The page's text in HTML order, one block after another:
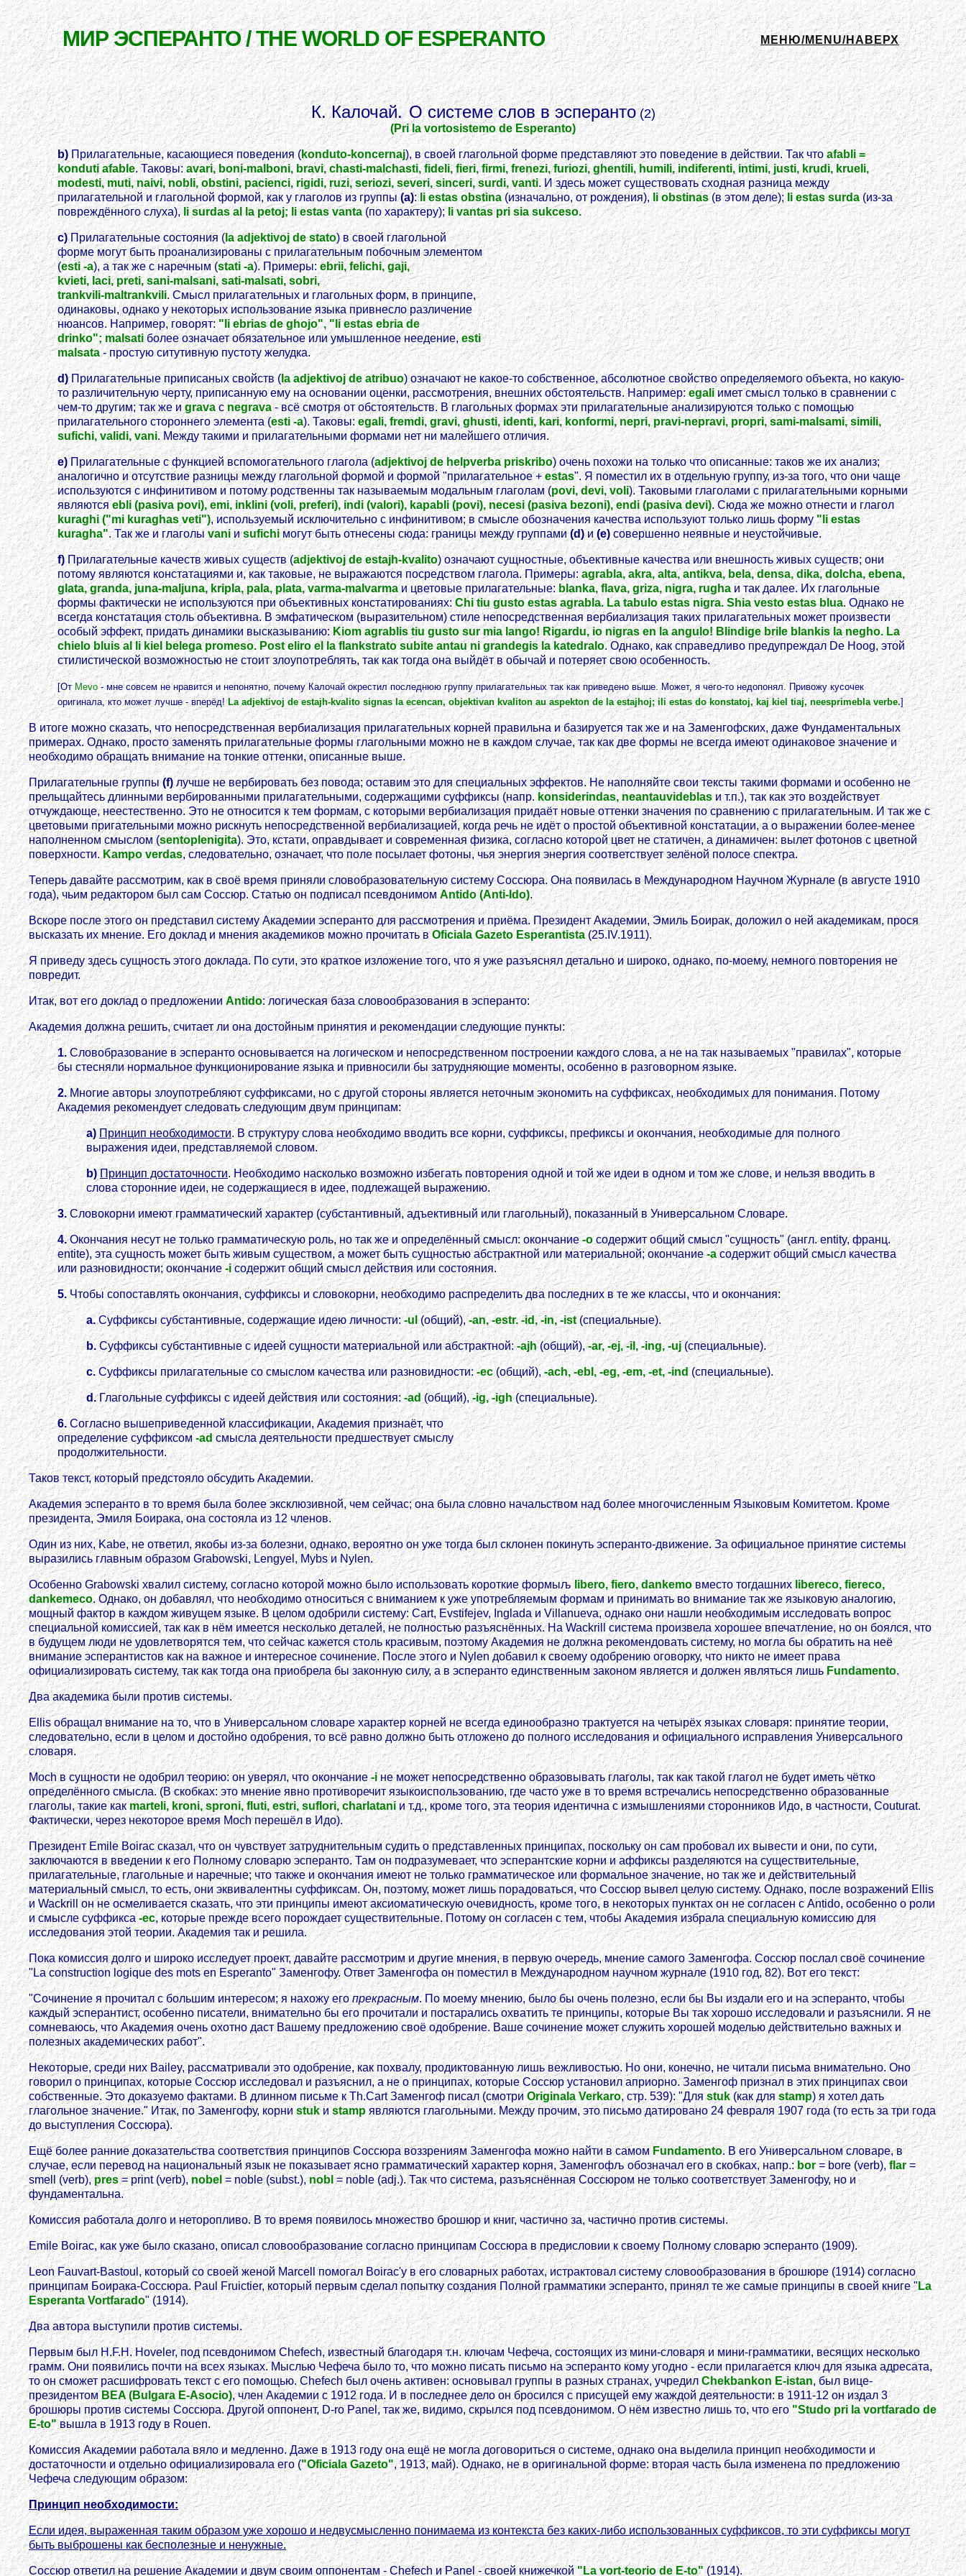
МИР ЭСПЕРАНТО / THE WORLD OF ESPERANTO МЕНЮ/MENU/НАВЕРХ
К. Калочай. О системе слов в эсперанто(2)
(Pri la vortosistemo de Esperanto)
b)Прилагательные, касающиеся поведения (konduto-koncernaj), в своей глагольной форме представляют это поведение в действии. Так что afabli =
konduti afable. Таковы:avari, boni-malboni, bravi, chasti-malchasti, fideli, fieri, firmi, frenezi, furiozi, ghentili, humili, indiferenti, intimi, justi, krudi, krueli,
modesti, muti, naivi, nobli, obstini, pacienci, rigidi, ruzi, seriozi, severi, sinceri, surdi, vanti. И здесь может существовать сходная разница между
прилагательной и глагольной формой, как у глаголов из группы(a):li estas obstina (изначально, от рождения),li obstinas(в этом деле); li estas surda (из-за
повреждённого слуха),li surdas al la petoj; li estas vanta(по характеру);li vantas pri sia sukceso.
c)Прилагательные состояния ( la adjektivoj de stato) в своей глагольной
форме могут быть проанализированы с прилагательным побочным элементом
(esti -a), а так же с наречным (stati -a). Примеры: ebrii, felichi, gaji,
kvieti, laci, preti, sani-malsani, sati-malsati, sobri,
trankvili-maltrankvili. Смысл прилагательных и глагольных форм, в принципе,
одинаковы, однако у некоторых использование языка привнесло различение
нюансов. Например, говорят: "li ebrias de ghojo", "li estas ebria de
drinko"; malsatiболее означает обязательное или умышленное неедение, esti
malsata- простую ситутивную пустоту желудка.
d)Прилагательные приписаных свойств (la adjektivoj de atribuo) означают не какое-то собственное, абсолютное свойство определяемого объекта, но какую-
то различительную черту, приписанную ему на основании оценки, рассмотрения, внешних обстоятельств. Например:egaliимет смысл только в сравнении с
чем-то другим; так же иgravaс negrava- всё смотря от обстоятельств. В глагольных формах эти прилагательные анализируются только с помощью
прилагательного стороннего элемента (esti -a). Таковы:egali, fremdi, gravi, ghusti, identi, kari, konformi, nepri, pravi-nepravi, propri, sami-malsami, simili,
sufichi, validi, vani. Между такими и прилагательными формами нет ни малейшего отличия.
e)Прилагательные с функцией вспомогательного глагола (adjektivoj de helpverba priskribo) очень похожи на только что описанные: таков же их анализ;
аналогично и отсутствие разницы между глагольной формой и формой "прилагательное +estas". Я поместил их в отдельную группу, из-за того, что они чаще
используются с инфинитивом и потому родственны так называемым модальным глаголам (povi, devi, voli). Таковыми глаголами с прилагательными корными
являютсяebli (pasiva povi), emi, inklini (voli, preferi), indi (valori), kapabli (povi), necesi (pasiva bezoni), endi (pasiva devi). Сюда же можно отнести и глагол
kuraghi ("mi kuraghas veti"), используемый исключительно с инфинитивом; в смысле обозначения качества используют только лишь форму"li estas
kuragha". Так же и глаголыvaniиsufichiмогут быть отнесены сюда: границы между группами(d)и (e)совершенно неявные и неустойчивые.
f)Прилагательные качеств живых существ (adjektivoj de estajh-kvalito) означают сущностные, объективные качества или внешность живых существ; они
потому являются констатациями и, как таковые, не выражаются посредством глагола. Примеры:agrabla, akra, alta, antikva, bela, densa, dika, dolcha, ebena,
glata, granda, juna-maljuna, kripla, pala, plata, varma-malvarmaи цветовые прилагательные: blanka, flava, griza, nigra, rugha и так далее. Их глагольные
формы фактически не используются при объективных констатированиях:Chi tiu gusto estas agrabla. La tabulo estas nigra. Shia vesto estas blua. Однако не
всегда констатация столь объективна. В эмфатическом (выразительном) стиле непосредственная вербиализация таких прилагательных может произвести
особый эффект, придать динамики высказыванию:Kiom agrablis tiu gusto sur mia lango! Rigardu, io nigras en la angulo! Blindige brile blankis la negho. La
chielo bluis al li kiel belega promeso. Post eliro el la flankstrato subite antau ni grandegis la katedralo. Однако, как справедливо предупреждал De Hoog, этой
стилистической возможностью не стоит злоупотреблять, так как тогда она выйдёт в обычай и потеряет свою особенность.
[От Mevo- мне совсем не нравится и непонятно, почему Калочай окрестил последнюю группу прилагательных так как приведено выше. Может, я чего-то недопонял. Привожу кусочек
оригинала, кто может лучше - вперёд!La adjektivoj de estajh-kvalito signas la ecencan, objektivan kvaliton au aspekton de la estajhoj; ili estas do konstatoj, kaj kiel tiaj, neesprimebla verbe.]
В итоге можно сказать, что непосредственная вербиализация прилагательных корней правильна и базируется так же и на Заменгофских, даже Фундаментальных
примерах. Однако, просто заменять прилагательные формы глагольными можно не в каждом случае, так как две формы не всегда имеют одинаковое значение и
необходимо обращать внимание на тонкие оттенки, описанные выше.
Прилагательные группы(f)лучше не вербировать без повода; оставим это для специальных эффектов. Не наполняйте свои тексты такими формами и особенно не
прельщайтесь длинными вербированными прилагательными, содержащими суффиксы (напр.konsiderindas, neantauvideblas и т.п.), так как это воздействует
отчуждающе, неестественно. Это не относится к тем формам, с которыми вербиализация придаёт новые оттенки значения по сравнению с прилагательным. И так же с
цветовыми пригательными можно рискнуть непосредственной вербиализацией, когда речь не идёт о простой объективной констатации, а о выражении более-менее
наполненном смыслом (sentoplenigita). Это, кстати, оправдывает и современная физика, согласно которой цвет не статичен, а динамичен: вылет фотонов с цветной
поверхности.Kampo verdas, следовательно, означает, что поле посылает фотоны, чья энергия энергия соответствует зелёной полосе спектра.
Теперь давайте рассмотрим, как в своё время приняли словобразовательную систему Соссюра. Она появилась в Международном Научном Журнале (в августе 1910
года), чьим редактором был сам Соссюр. Статью он подписал псевдонимом Antido (Anti-Ido).
Вскоре после этого он представил систему Академии эсперанто для рассмотрения и приёма. Президент Академии, Эмиль Боирак, доложил о ней академикам, прося
высказать их мнение. Его доклад и мнения академиков можно прочитать в Oficiala Gazeto Esperantista(25.IV.1911).
Я приведу здесь сущность этого доклада. По сути, это краткое изложение того, что я уже разъяснял детально и широко, однако, по-моему, немного повторения не
повредит.
Итак, вот его доклад о предложении Antido: логическая база словообразования в эсперанто:
Академия должна решить, считает ли она достойным принятия и рекомендации следующие пункты:
1.Словобразование в эсперанто основывается на логическом и непосредственном построении каждого слова, а не на так называемых "правилах", которые
бы стесняли нормальное функционирование языка и привносили бы затрудняющие моменты, особенно в разговорном языке.
2.Многие авторы злоупотребляют суффиксами, но с другой стороны является неточным экономить на суффиксах, необходимых для понимания. Потому
Академия рекомендует следовать следующим двум принципам:
a) Принцип необходимости. В структуру слова необходимо вводить все корни, суффиксы, префиксы и окончания, необходимые для полного
выражения идеи, представляемой словом.
b) Принцип достаточности. Необходимо насколько возможно избегать повторения одной и той же идеи в одном и том же слове, и нельзя вводить в
слова сторонние идеи, не содержащиеся в идее, подлежащей выражению.
3.Словокорни имеют грамматический характер (субстантивный, адъективный или глагольный), показанный в Универсальном Словаре.
4.Окончания несут не только грамматическую роль, но так же и определённый смысл: окончание-o содержит общий смысл "сущность" (англ. entity, франц.
entite), эта сущность может быть живым существом, а может быть сущностью абстрактной или материальной; окончание-aсодержит общий смысл качества
или разновидности; окончание -iсодержит общий смысл действия или состояния.
5.Чтобы сопоставлять окончания, суффиксы и словокорни, необходимо распределить два последних в те же классы, что и окончания:
a.Суффиксы субстантивные, содержащие идею личности: -ul(общий),-an, -estr. -id, -in, -ist(специальные).
b.Суффиксы субстантивные с идеей сущности материальной или абстрактной:-ajh(общий),-ar, -ej, -il, -ing, -uj(специальные).
c. Суффиксы прилагательные со смыслом качества или разновидности: -ec(общий),-ach, -ebl, -eg, -em, -et, -ind (специальные).
d.Глагольные суффиксы с идеей действия или состояния:-ad (общий),-ig, -igh(специальные).
6. Согласно вышеприведенной классификации, Академия признаёт, что
определение суффиксом-adсмысла деятельности предшествует смыслу
продолжительности.
Таков текст, который предстояло обсудить Академии.
Академия эсперанто в то время была более эксклюзивной, чем сейчас; она была словно начальством над более многочисленным Языковым Комитетом. Кроме
президента, Эмиля Боирака, она состояла из 12 членов.
Один из них, Kabe, не ответил, якобы из-за болезни, однако, вероятно он уже тогда был склонен покинуть эсперанто-движение. За официальное принятие системы
выразились главным образом Grabowski, Lengyel, Mybs и Nylen.
Особенно Grabowski хвалил систему, согласно которой можно было использовать короткие формыљ libero, fiero, dankemoвместо тогдашних libereco, fiereco,
dankemeco. Однако, он добавлял, что необходимо относиться с вниманием к уже употребляемым формам и принимать во внимание так же языковую аналогию,
мощный фактор в каждом живущем языке. В целом одобрили систему: Cart, Evstifejev, Inglada и Villanueva, однако они нашли необходимым исследовать вопрос
специальной комиссией, так как в нём имеется несколько деталей, не полностью разъяснённых. На Wackrill система произвела хорошее впечатление, но он боялся, что
в будущем люди не удовлетворятся тем, что сейчас кажется столь красивым, поэтому Академия не должна рекомендовать систему, но могла бы обратить на неё
внимание эсперантистов как на важное и интересное сочинение. После этого и Nylen добавил к своему одобрению оговорку, что никто не имеет права
официализировать систему, так как тогда она приобрела бы законную силу, а в эсперанто единственным законом является и должен являться лишь Fundamento.
Два академика были против системы.
Ellis обращал внимание на то, что в Универсальном словаре характер корней не всегда единообразно трактуется на четырёх языках словаря: принятие теории,
следовательно, если в целом и достойно одобрения, то всё равно должно быть отложено до полного исследования и официального исправления Универсального
словаря.
Moch в сущности не одобрил теорию: он уверял, что окончание-iне может непосредственно образовывать глаголы, так как такой глагол не будет иметь чётко
определённого смысла. (В скобках: это мнение явно противоречит языкоиспользованию, где часто уже в то время встречались непосредственно образованные
глаголы, такие как marteli, kroni, sproni, fluti, estri, suflori, charlatani и т.д., кроме того, эта теория идентична с измышлениями сторонников Идо, в частности, Couturat.
Фактически, через некоторое время Moch перешёл в Идо).
Президент Emile Boirac сказал, что он чувствует затруднительным судить о представленных принципах, поскольку он сам пробовал их вывести и они, по сути,
заключаются в введении к его Полному словарю эсперанто. Там он подразумевает, что эсперантские корни и аффиксы разделяются на существительные,
прилагательные, глагольные и наречные; что также и окончания имеют не только грамматическое или формальное значение, но так же и действительный
материальный смысл, то есть, они эквивалентны суффиксам. Он, поэтому, может лишь порадоваться, что Соссюр вывел целую систему. Однако, после возражений Ellis
и Wackrill он не осмеливается сказать, что эти принципы имеют аксиоматическую очевидность, кроме того, в некоторых пунктах он не согласен с Antido, особенно о роли
и смысле суффикса-ec, которые прежде всего порождает существительные. Потому он согласен с тем, чтобы Академия избрала специальную комиссию для
исследования этой теории. Академия так и решила.
Пока комиссия долго и широко исследует проект, давайте рассмотрим и другие мнения, в первую очередь, мнение самого Заменгофа. Соссюр послал своё сочинение
"La construction logique des mots en Esperanto" Заменгофу. Ответ Заменгофа он поместил в Международном научном журнале (1910 год, 82). Вот его текст:
"Сочинение я прочитал с большим интересом; я нахожу егопрекрасным. По моему мнению, было бы очень полезно, если бы Вы издали его и на эсперанто, чтобы
каждый эсперантист, особенно писатели, внимательно бы его прочитали и постарались охватить те принципы, которые Вы так хорошо исследовали и разъяснили. Я не
сомневаюсь, что Академия очень охотно даст Вашему предложению своё одобрение. Ваше сочинение может служить хорошей моделью действительно важных и
полезных академических работ".
Некоторые, среди них Bailey, рассматривали это одобрение, как похвалу, продиктованную лишь вежливостью. Но они, конечно, не читали письма внимательно. Оно
говорил о принципах, которые Соссюр исследовал и разъяснил, а не о принципах, которые Соссюр установил априорно. Заменгоф признал в этих принципах свои
собственные. Это доказуемо фактами. В длинном письме к Th.Cart Заменгоф писал (смотриOriginala Verkaro, стр. 539): "Дляstuk (как дляstamp) я хотел дать
глагольное значение." Итак, по Заменгофу, корни stukи stamp являются глагольными. Между прочим, это письмо датировано 24 февраля 1907 года (то есть за три года
до выступления Соссюра).
Ещё более ранние доказательства соответствия принципов Соссюра воззрениям Заменгофа можно найти в самомFundamento. В его Универсальном словаре, в
случае, если перевод на национальный язык не показывает ясно грамматический характер корня, Заменгофљ обозначал его в скобках, напр.:bor= bore (verb), flar=
smell (verb),pres= print (verb),nobel = noble (subst.),nobl = noble (adj.). Так что система, разъяснённая Соссюром не только соответствует Заменгофу, но и
фундаментальна.
Комиссия работала долго и неторопливо. В то время появилось множество брошюр и книг, частично за, частично против системы.
Emile Boirac, как уже было сказано, описал словообразование согласно принципам Соссюра в предисловии к своему Полному словарю эсперанто (1909).
Leon Fauvart-Bastoul, который со своей женой Marcell помогал Boirac'у в его словарных работах, истрактовал систему словообразования в брошюре (1914) согласно
принципам Боирака-Соссюра. Paul Fruictier, который первым сделал попытку создания Полной грамматики эсперанто, принял те же самые принципы в своей книге " La
Esperanta Vortfarado" (1914).
Два автора выступили против системы.
Первым был H.F.H. Hoveler, под псевдонимом Chefech, известный благодаря т.н. ключам Чефеча, состоящих из мини-словаря и мини-грамматики, весящих несколько
грамм. Они появились почти на всех языках. Мыслью Чефеча было то, что можно писать письмо на эсперанто кому угодно - если прилагается ключ для языка адресата,
то он сможет расшифровать текст с его помощью. Chefech был очень активен: основывал группы в разных странах, учредил Chekbankon E-istan, был вице-
президентомBEA (Bulgara E-Asocio), член Академии с 1912 года. И в последнее дело он бросился с присущей ему жаждой деятельности: в 1911-12 он издал 3
брошюры против системы Соссюра. Другой оппонент, D-ro Panel, так же, видимо, скрылся под псевдонимом. О нём известно лишь то, что его"Studo pri la vortfarado de
E-to"вышла в 1913 году в Rouen.
Комиссия Академии работала вяло и медленно. Даже в 1913 году она ещё не могла договориться о системе, однако она выделила принцип необходимости и
достаточности и отдельно официализировала его ("Oficiala Gazeto", 1913, май). Однако, не в оригинальной форме: вторая часть была изменена по предложению
Чефеча следующим образом:
Принцип необходимости:
Если идея, выраженная таким образом уже хорошо и недвусмысленно понимаема из контекста без каких-либо использованных суффиксов, то эти суффиксы могут
быть выброшены как бесполезные и ненужные.
Соссюр ответил на решение Академии и двум своим оппонентам - Chefech и Panel - своей книжечкой"La vort-teorio de E-to"(1914).